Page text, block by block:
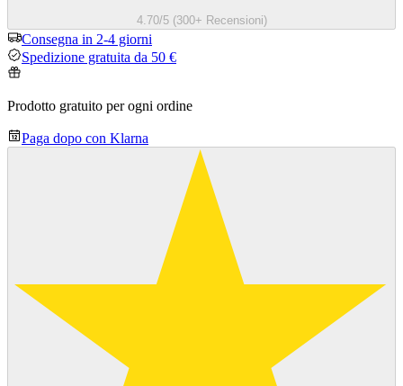
4.70/5 (300+ Recensioni)
Consegna in 2-4 giorni
Spedizione gratuita da 50 €
Prodotto gratuito per ogni ordine
Paga dopo con Klarna